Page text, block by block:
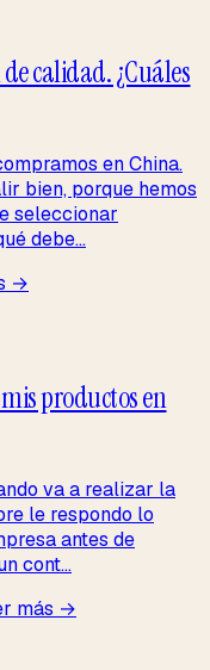
calidad. ¿Cuáles
en China.
bien, porque hemos
seleccionar
debe...
→
productos en
va a realizar la
le respondo lo
antes de
cont...
más →